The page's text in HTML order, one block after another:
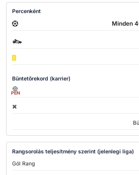
Percenként
Minden
Büntetőrekord (karrier)
PEN
Rangsorolás teljesítmény szerint (jelenlegi liga)
Gól Rang